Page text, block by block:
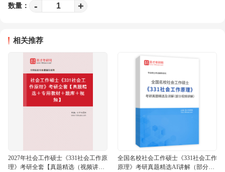
数量： - +
相关推荐
2027年社会工作硕士《331社会工作原
理》考研全套【真题精选（视频讲
全国名校社会工作硕士《331社会工作
原理》考研真题精选AI讲解（部分视